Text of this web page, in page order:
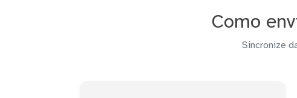
Como
Sincronize